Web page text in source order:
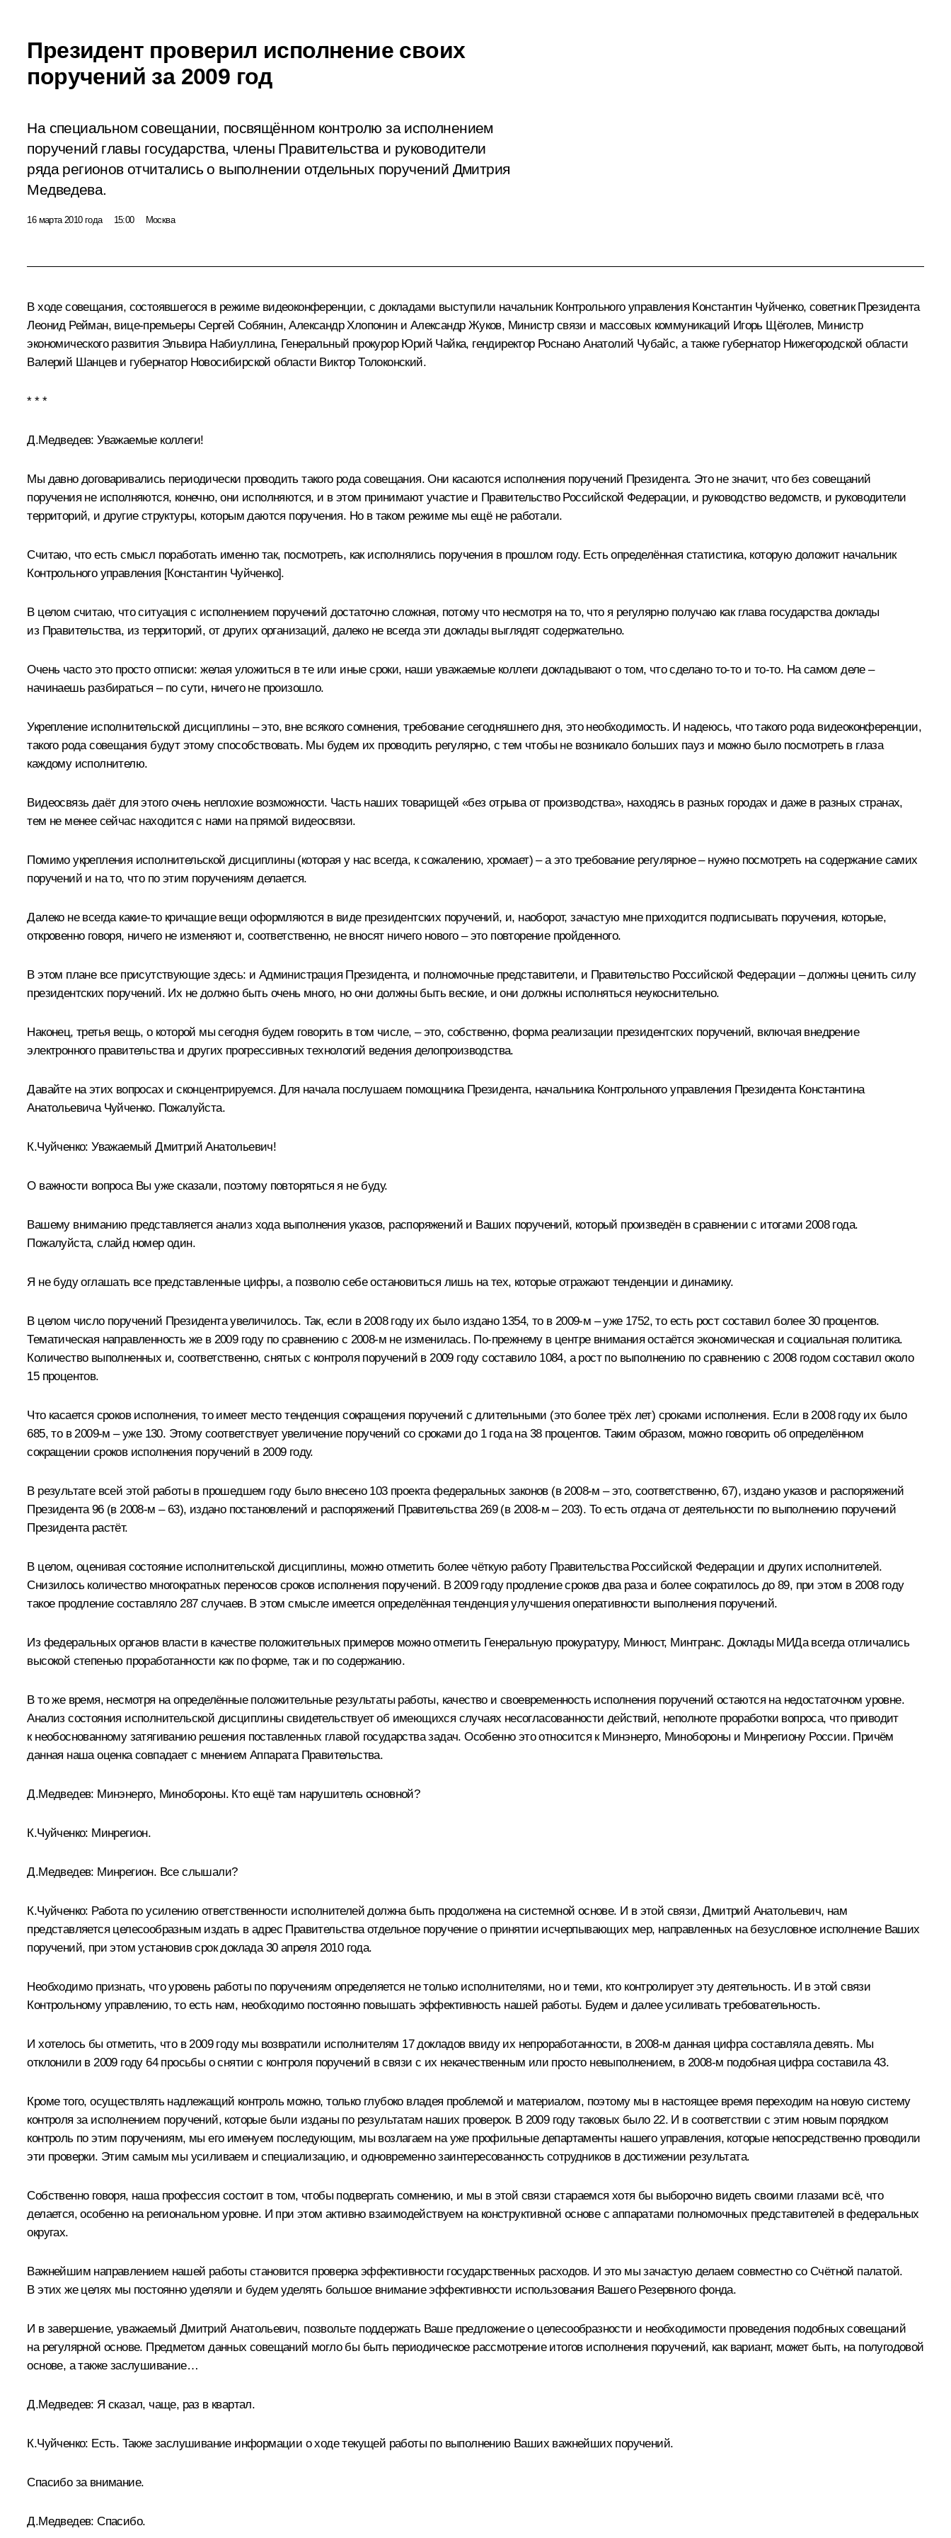
Президент проверил исполнение своих
поручений за 2009 год
На специальном совещании, посвящённом контролю за исполнением
поручений главы государства, члены Правительства и руководители
ряда регионов отчитались о выполнении отдельных поручений Дмитрия
Медведева.
16 марта 2010 года 15:00 Москва
В ходе совещания, состоявшегося в режиме видеоконференции, с докладами выступили начальник Контрольного управления Константин Чуйченко, советник Президента
Леонид Рейман, вице-премьеры Сергей Собянин, Александр Хлопонин и Александр Жуков, Министр связи и массовых коммуникаций Игорь Щёголев, Министр
экономического развития Эльвира Набиуллина, Генеральный прокурор Юрий Чайка, гендиректор Роснано Анатолий Чубайс, а также губернатор Нижегородской области
Валерий Шанцев и губернатор Новосибирской области Виктор Толоконский.
* * *
Д.Медведев: Уважаемые коллеги!
Мы давно договаривались периодически проводить такого рода совещания. Они касаются исполнения поручений Президента. Это не значит, что без совещаний
поручения не исполняются, конечно, они исполняются, и в этом принимают участие и Правительство Российской Федерации, и руководство ведомств, и руководители
территорий, и другие структуры, которым даются поручения. Но в таком режиме мы ещё не работали.
Считаю, что есть смысл поработать именно так, посмотреть, как исполнялись поручения в прошлом году. Есть определённая статистика, которую доложит начальник
Контрольного управления [Константин Чуйченко].
В целом считаю, что ситуация с исполнением поручений достаточно сложная, потому что несмотря на то, что я регулярно получаю как глава государства доклады
из Правительства, из территорий, от других организаций, далеко не всегда эти доклады выглядят содержательно.
Очень часто это просто отписки: желая уложиться в те или иные сроки, наши уважаемые коллеги докладывают о том, что сделано то‑то и то‑то. На самом деле –
начинаешь разбираться – по сути, ничего не произошло.
Укрепление исполнительской дисциплины – это, вне всякого сомнения, требование сегодняшнего дня, это необходимость. И надеюсь, что такого рода видеоконференции,
такого рода совещания будут этому способствовать. Мы будем их проводить регулярно, с тем чтобы не возникало больших пауз и можно было посмотреть в глаза
каждому исполнителю.
Видеосвязь даёт для этого очень неплохие возможности. Часть наших товарищей «без отрыва от производства», находясь в разных городах и даже в разных странах,
тем не менее сейчас находится с нами на прямой видеосвязи.
Помимо укрепления исполнительской дисциплины (которая у нас всегда, к сожалению, хромает) – а это требование регулярное – нужно посмотреть на содержание самих
поручений и на то, что по этим поручениям делается.
Далеко не всегда какие‑то кричащие вещи оформляются в виде президентских поручений, и, наоборот, зачастую мне приходится подписывать поручения, которые,
откровенно говоря, ничего не изменяют и, соответственно, не вносят ничего нового – это повторение пройденного.
В этом плане все присутствующие здесь: и Администрация Президента, и полномочные представители, и Правительство Российской Федерации – должны ценить силу
президентских поручений. Их не должно быть очень много, но они должны быть веские, и они должны исполняться неукоснительно.
Наконец, третья вещь, о которой мы сегодня будем говорить в том числе, – это, собственно, форма реализации президентских поручений, включая внедрение
электронного правительства и других прогрессивных технологий ведения делопроизводства.
Давайте на этих вопросах и сконцентрируемся. Для начала послушаем помощника Президента, начальника Контрольного управления Президента Константина
Анатольевича Чуйченко. Пожалуйста.
К.Чуйченко: Уважаемый Дмитрий Анатольевич!
О важности вопроса Вы уже сказали, поэтому повторяться я не буду.
Вашему вниманию представляется анализ хода выполнения указов, распоряжений и Ваших поручений, который произведён в сравнении с итогами 2008 года.
Пожалуйста, слайд номер один.
Я не буду оглашать все представленные цифры, а позволю себе остановиться лишь на тех, которые отражают тенденции и динамику.
В целом число поручений Президента увеличилось. Так, если в 2008 году их было издано 1354, то в 2009-м – уже 1752, то есть рост составил более 30 процентов.
Тематическая направленность же в 2009 году по сравнению с 2008-м не изменилась. По‑прежнему в центре внимания остаётся экономическая и социальная политика.
Количество выполненных и, соответственно, снятых с контроля поручений в 2009 году составило 1084, а рост по выполнению по сравнению с 2008 годом составил около
15 процентов.
Что касается сроков исполнения, то имеет место тенденция сокращения поручений с длительными (это более трёх лет) сроками исполнения. Если в 2008 году их было
685, то в 2009-м – уже 130. Этому соответствует увеличение поручений со сроками до 1 года на 38 процентов. Таким образом, можно говорить об определённом
сокращении сроков исполнения поручений в 2009 году.
В результате всей этой работы в прошедшем году было внесено 103 проекта федеральных законов (в 2008-м – это, соответственно, 67), издано указов и распоряжений
Президента 96 (в 2008-м – 63), издано постановлений и распоряжений Правительства 269 (в 2008-м – 203). То есть отдача от деятельности по выполнению поручений
Президента растёт.
В целом, оценивая состояние исполнительской дисциплины, можно отметить более чёткую работу Правительства Российской Федерации и других исполнителей.
Снизилось количество многократных переносов сроков исполнения поручений. В 2009 году продление сроков два раза и более сократилось до 89, при этом в 2008 году
такое продление составляло 287 случаев. В этом смысле имеется определённая тенденция улучшения оперативности выполнения поручений.
Из федеральных органов власти в качестве положительных примеров можно отметить Генеральную прокуратуру, Минюст, Минтранс. Доклады МИДа всегда отличались
высокой степенью проработанности как по форме, так и по содержанию.
В то же время, несмотря на определённые положительные результаты работы, качество и своевременность исполнения поручений остаются на недостаточном уровне.
Анализ состояния исполнительской дисциплины свидетельствует об имеющихся случаях несогласованности действий, неполноте проработки вопроса, что приводит
к необоснованному затягиванию решения поставленных главой государства задач. Особенно это относится к Минэнерго, Минобороны и Минрегиону России. Причём
данная наша оценка совпадает с мнением Аппарата Правительства.
Д.Медведев: Минэнерго, Минобороны. Кто ещё там нарушитель основной?
К.Чуйченко: Минрегион.
Д.Медведев: Минрегион. Все слышали?
К.Чуйченко: Работа по усилению ответственности исполнителей должна быть продолжена на системной основе. И в этой связи, Дмитрий Анатольевич, нам
представляется целесообразным издать в адрес Правительства отдельное поручение о принятии исчерпывающих мер, направленных на безусловное исполнение Ваших
поручений, при этом установив срок доклада 30 апреля 2010 года.
Необходимо признать, что уровень работы по поручениям определяется не только исполнителями, но и теми, кто контролирует эту деятельность. И в этой связи
Контрольному управлению, то есть нам, необходимо постоянно повышать эффективность нашей работы. Будем и далее усиливать требовательность.
И хотелось бы отметить, что в 2009 году мы возвратили исполнителям 17 докладов ввиду их непроработанности, в 2008-м данная цифра составляла девять. Мы
отклонили в 2009 году 64 просьбы о снятии с контроля поручений в связи с их некачественным или просто невыполнением, в 2008-м подобная цифра составила 43.
Кроме того, осуществлять надлежащий контроль можно, только глубоко владея проблемой и материалом, поэтому мы в настоящее время переходим на новую систему
контроля за исполнением поручений, которые были изданы по результатам наших проверок. В 2009 году таковых было 22. И в соответствии с этим новым порядком
контроль по этим поручениям, мы его именуем последующим, мы возлагаем на уже профильные департаменты нашего управления, которые непосредственно проводили
эти проверки. Этим самым мы усиливаем и специализацию, и одновременно заинтересованность сотрудников в достижении результата.
Собственно говоря, наша профессия состоит в том, чтобы подвергать сомнению, и мы в этой связи стараемся хотя бы выборочно видеть своими глазами всё, что
делается, особенно на региональном уровне. И при этом активно взаимодействуем на конструктивной основе с аппаратами полномочных представителей в федеральных
округах.
Важнейшим направлением нашей работы становится проверка эффективности государственных расходов. И это мы зачастую делаем совместно со Счётной палатой.
В этих же целях мы постоянно уделяли и будем уделять большое внимание эффективности использования Вашего Резервного фонда.
И в завершение, уважаемый Дмитрий Анатольевич, позвольте поддержать Ваше предложение о целесообразности и необходимости проведения подобных совещаний
на регулярной основе. Предметом данных совещаний могло бы быть периодическое рассмотрение итогов исполнения поручений, как вариант, может быть, на полугодовой
основе, а также заслушивание…
Д.Медведев: Я сказал, чаще, раз в квартал.
К.Чуйченко: Есть. Также заслушивание информации о ходе текущей работы по выполнению Ваших важнейших поручений.
Спасибо за внимание.
Д.Медведев: Спасибо.